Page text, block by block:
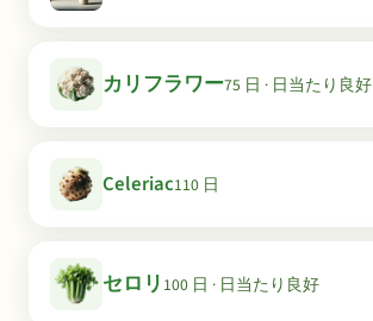
カリフラワー75 日 · 日当たり良好
Celeriac110 日
セロリ 100 日 · 日当たり良好